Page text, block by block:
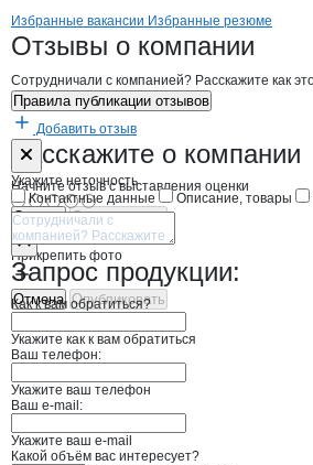
Брендыкомпани
Вакансии вСерволюкс
Избранные вакансии Избранные резюме
Новости oСерволюкс,
Отзывы о компании
Сотрудничали с компанией? Расскажите как
Правила публикации отзывов
Добавить отзыв
Расскажите о компании
Начните отзыв с выставления оценки
Прикрепить фото
Отмена Опубликовать
Форма обратной связи
Укажите неточность
Контактные данные
Описание, товары
Отмена Опубликовать
Запрос продукции:
Как к вам обратиться?
Укажите как к вам обратиться
Ваш телефон:
Укажите ваш телефон
Ваш e-mail:
Укажите ваш e-mail
Какой объём вас интересует?